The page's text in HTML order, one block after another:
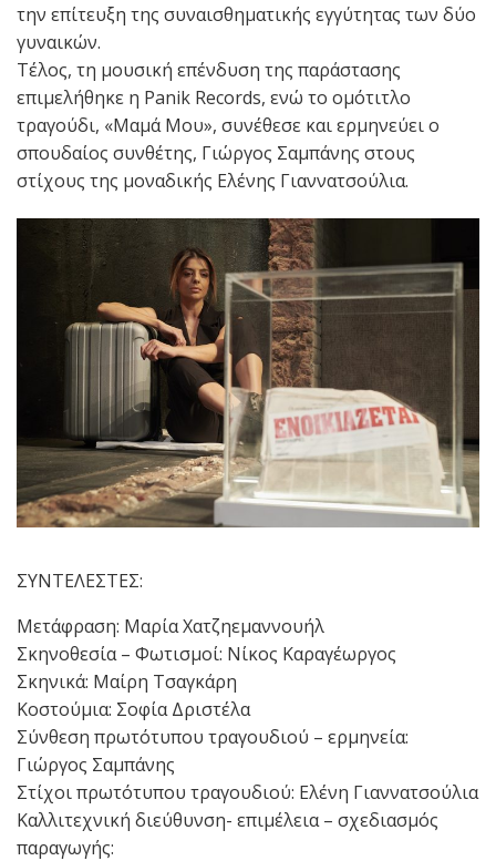
την επίτευξη της συναισθηματικής εγγύτητας των δύο
γυναικών.
Τέλος, τη μουσική επένδυση της παράστασης
επιμελήθηκε η Panik Records, ενώ το ομότιτλο
τραγούδι, «Μαμά Μου», συνέθεσε και ερμηνεύει ο
σπουδαίος συνθέτης, Γιώργος Σαμπάνης στους
στίχους της μοναδικής Ελένης Γιαννατσούλια.
ΣΥΝΤΕΛΕΣΤΕΣ:
Μετάφραση: Μαρία Χατζηεμαννουήλ
Σκηνοθεσία – Φωτισμοί: Νίκος Καραγέωργος
Σκηνικά: Μαίρη Τσαγκάρη
Κοστούμια: Σοφία Δριστέλα
Σύνθεση πρωτότυπου τραγουδιού – ερμηνεία:
Γιώργος Σαμπάνης
Στίχοι πρωτότυπου τραγουδιού: Ελένη Γιαννατσούλια
Καλλιτεχνική διεύθυνση- επιμέλεια – σχεδιασμός
παραγωγής: